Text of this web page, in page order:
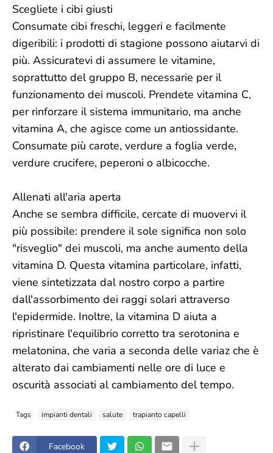
Scegliete i cibi giusti
Consumate cibi freschi, leggeri e facilmente
digeribili: i prodotti di stagione possono aiutarvi di
più. Assicuratevi di assumere le vitamine,
soprattutto del gruppo B, necessarie per il
funzionamento dei muscoli. Prendete vitamina C,
per rinforzare il sistema immunitario, ma anche
vitamina A, che agisce come un antiossidante.
Consumate più carote, verdure a foglia verde,
verdure crucifere, peperoni o albicocche.
Allenati all'aria aperta
Anche se sembra difficile, cercate di muovervi il
più possibile: prendere il sole significa non solo
"risveglio" dei muscoli, ma anche aumento della
vitamina D. Questa vitamina particolare, infatti,
viene sintetizzata dal nostro corpo a partire
dall'assorbimento dei raggi solari attraverso
l'epidermide. Inoltre, la vitamina D aiuta a
ripristinare l'equilibrio corretto tra serotonina e
melatonina, che varia a seconda delle variaz che è
alterato dai cambiamenti nelle ore di luce e
oscurità associati al cambiamento del tempo.
Tags impianti dentali salute trapianto capelli
Facebook